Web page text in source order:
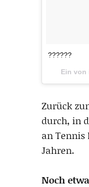
??????
Ein von
Zurück
durch, in
an Tennis
Jahren.
Noch